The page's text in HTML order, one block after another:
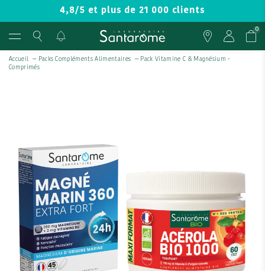
4,8/5 et plus de 21 000 clients
0
Accueil — Packs Compléments Alimentaires — Pack Vitamine C & Magnésium -
Comprimés